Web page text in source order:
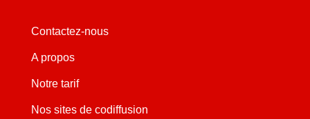
Contactez-nous
A propos
Notre tarif
Nos sites de codiffusion